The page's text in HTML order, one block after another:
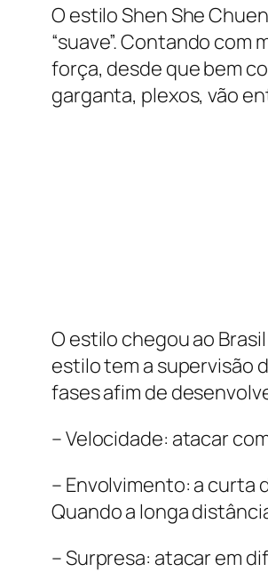
O estilo Shen She
“suave”. Contando
força, desde que bem
garganta, plexos, vão
O estilo chegou ao
estilo tem a supervisão
fases afim de
– Velocidade: atacar
– Envolvimento: a curta
Quando a longa
– Surpresa: atacar em